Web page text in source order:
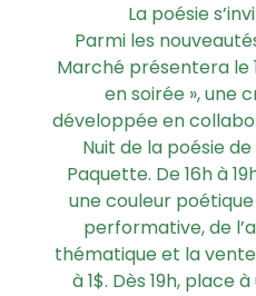
La poésie
Parmi les
Marché présentera le
en soirée », une
développée en
Nuit de la poésie
Paquette. De 16h à
une couleur
performative, de
thématique et la
à 1$. Dès 19h, place